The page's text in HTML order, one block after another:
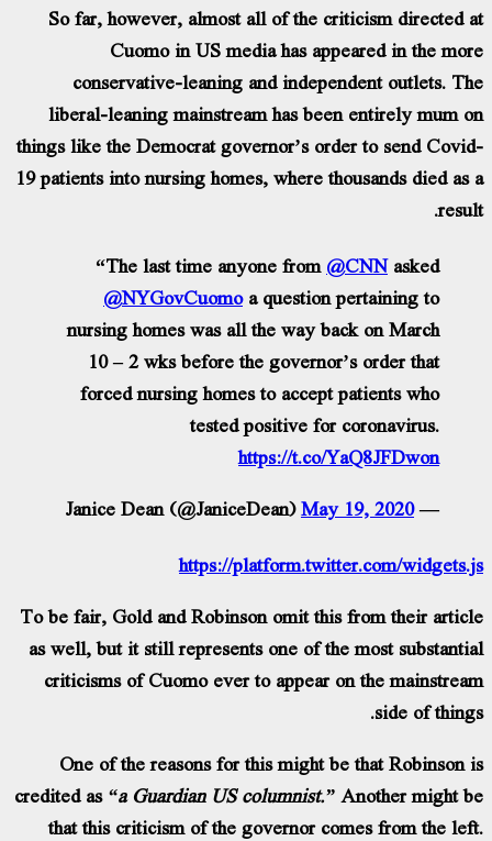
So far, however, almost all of the criticism directed
Cuomo in US media has appeared in the
conservative-leaning and independent outlets.
liberal-leaning mainstream has been entirely mum
things like the Democrat governor’s order to send
19 patients into nursing homes, where thousands died
“The last time anyone from ⁦@CNN⁩ asked
@NYGovCuomo⁩ a question pertaining to
nursing homes was all the way back on March
10 – 2 wks before the governor’s order that
forced nursing homes to accept patients who
tested positive for coronavirus.
https://t.co/YaQ8JFDwon
— Janice Dean (@JaniceDean)
May 19, 2020
https://platform.twitter.com/
To be fair, Gold and Robinson omit this from their
as well, but it still represents one of the most
criticisms of Cuomo ever to appear on the
side of
One of the reasons for this might be that
credited as“a Guardian US columnist.”Another might
that this criticism of the governor comes from the